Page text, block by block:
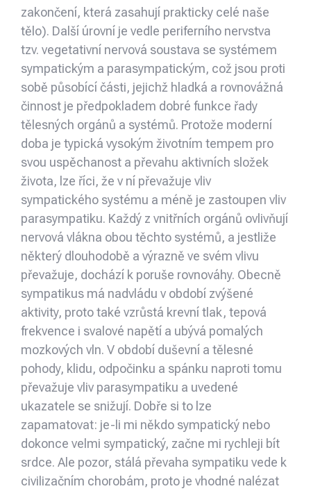
zakončení, která zasahují prakticky celé naše
tělo). Další úrovní je vedle periferního nervstva
tzv. vegetativní nervová soustava se systémem
sympatickým a para­sympatickým, což jsou proti
sobě působící části, jejichž hladká a rovnovážná
činnost je předpokla­dem dobré funkce řady
tělesných orgánů a systémů. Protože moderní
doba je typická vysokým životním tempem pro
svou uspěchanost a převahu aktivních složek
života, lze říci, že v ní převažuje vliv
sympatického systému a méně je zastoupen vliv
parasympatiku. Každý z vnitřních orgánů ovlivňují
nervová vlákna obou těchto systémů, a jestliže
některý dlouhodobě a výrazně ve svém vlivu
převažuje, dochází k poruše rovnováhy. Obecně
sympatikus má nadvládu v období zvýšené
aktivity, proto také vzrůstá krevní tlak, tepová
frekvence i svalové napětí a ubývá pomalých
mozko­vých vln. V období duševní a tělesné
pohody, klidu, odpočinku a spánku naproti tomu
převažuje vliv parasympatiku a uvedené
ukazatele se snižují. Dobře si to lze
zapamatovat: je-li mi někdo sym­patický nebo
dokonce velmi sympatický, začne mi rychleji bít
srdce. Ale pozor, stálá převaha sym­patiku vede k
civilizačním chorobám, proto je vhodné nalézat